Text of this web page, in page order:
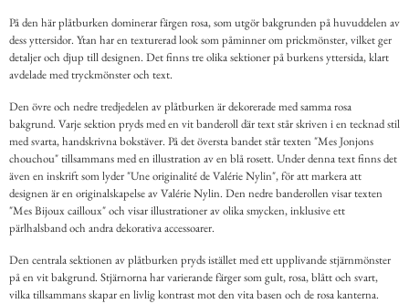
På den här plåtburken dominerar färgen rosa, som utgör bakgrunden på huvuddelen av
dess yttersidor. Ytan har en texturerad look som påminner om prickmönster, vilket ger
detaljer och djup till designen. Det finns tre olika sektioner på burkens yttersida, klart
avdelade med tryckmönster och text.
Den övre och nedre tredjedelen av plåtburken är dekorerade med samma rosa
bakgrund. Varje sektion pryds med en vit banderoll där text står skriven i en tecknad stil
med svarta, handskrivna bokstäver. På det översta bandet står texten "Mes Jonjons
chouchou" tillsammans med en illustration av en blå rosett. Under denna text finns det
även en inskrift som lyder "Une originalité de Valérie Nylin", för att markera att
designen är en originalskapelse av Valérie Nylin. Den nedre banderollen visar texten
"Mes Bijoux cailloux" och visar illustrationer av olika smycken, inklusive ett
pärlhalsband och andra dekorativa accessoarer.
Den centrala sektionen av plåtburken pryds istället med ett upplivande stjärnmönster
på en vit bakgrund. Stjärnorna har varierande färger som gult, rosa, blått och svart,
vilka tillsammans skapar en livlig kontrast mot den vita basen och de rosa kanterna.